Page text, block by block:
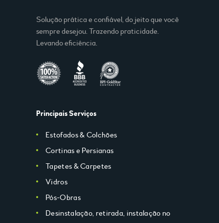
Solução prática e confiável, do jeito que você
sempre desejou. Trazendo praticidade.
Levando eficiência.
Principais Serviços
Estofados & Colchões
Cortinas e Persianas
Tapetes & Carpetes
Vidros
Pós-Obras
Desinstalação, retirada, instalação no